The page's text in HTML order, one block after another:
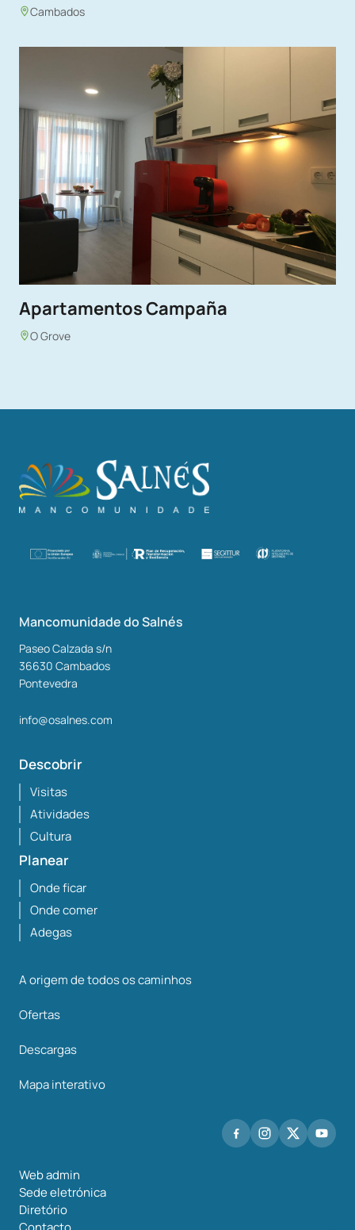
Cambados
Apartamentos Campaña
O Grove
Mancomunidade do Salnés
Paseo Calzada s/n
36630 Cambados
Pontevedra
info@osalnes.com
Descobrir
Visitas
Atividades
Cultura
Planear
Onde ficar
Onde comer
Adegas
A origem de todos os caminhos
Ofertas
Descargas
Mapa interativo
Web admin
Sede eletrónica
Diretório